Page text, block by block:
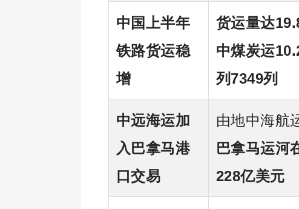
中国上半年
铁路货运稳
增
货运量达
中煤炭运
列7349列
中远海运加
入巴拿马港
口交易
由地中海航
巴拿马运河
228亿美元